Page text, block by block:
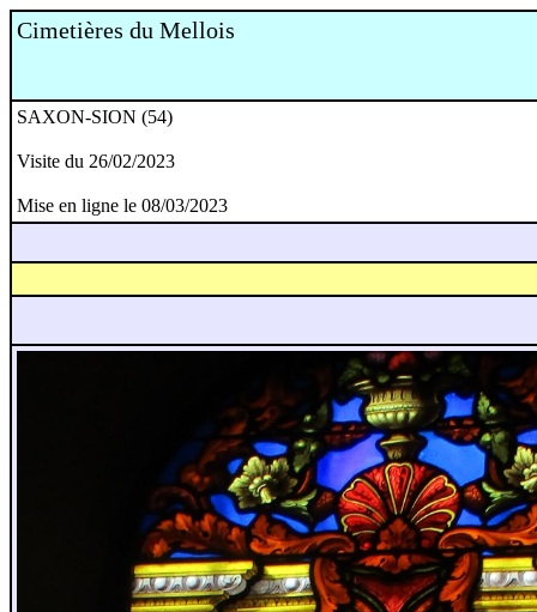
Cimetières du Mellois
SAXON-SION (54)
Visite du 26/02/2023
Mise en ligne le 08/03/2023